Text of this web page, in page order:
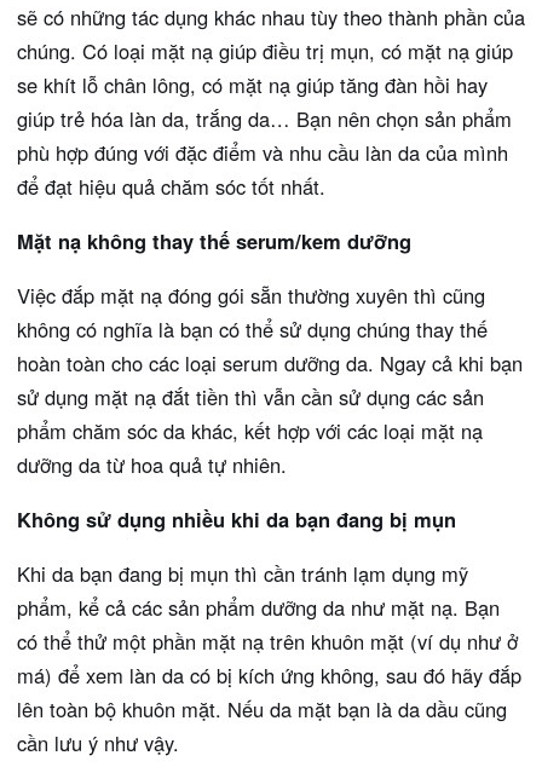
sẽ có những tác dụng khác nhau tùy theo thành phần của
chúng. Có loại mặt nạ giúp điều trị mụn, có mặt nạ giúp
se khít lỗ chân lông, có mặt nạ giúp tăng đàn hồi hay
giúp trẻ hóa làn da, trắng da… Bạn nên chọn sản phẩm
phù hợp đúng với đặc điểm và nhu cầu làn da của mình
để đạt hiệu quả chăm sóc tốt nhất.
Mặt nạ không thay thế serum/kem dưỡng
Việc đắp mặt nạ đóng gói sẵn thường xuyên thì cũng
không có nghĩa là bạn có thể sử dụng chúng thay thế
hoàn toàn cho các loại serum dưỡng da. Ngay cả khi bạn
sử dụng mặt nạ đắt tiền thì vẫn cần sử dụng các sản
phẩm chăm sóc da khác, kết hợp với các loại mặt nạ
dưỡng da từ hoa quả tự nhiên.
Không sử dụng nhiều khi da bạn đang bị mụn
Khi da bạn đang bị mụn thì cần tránh lạm dụng mỹ
phẩm, kể cả các sản phẩm dưỡng da như mặt nạ. Bạn
có thể thử một phần mặt nạ trên khuôn mặt (ví dụ như ở
má) để xem làn da có bị kích ứng không, sau đó hãy đắp
lên toàn bộ khuôn mặt. Nếu da mặt bạn là da dầu cũng
cần lưu ý như vậy.